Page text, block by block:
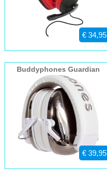
€ 34,95
Buddyphones Guardian
Chroom
€ 39,95